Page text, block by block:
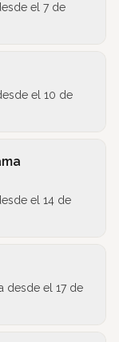
el 7 de
el 10 de
el 14 de
desde el 17 de